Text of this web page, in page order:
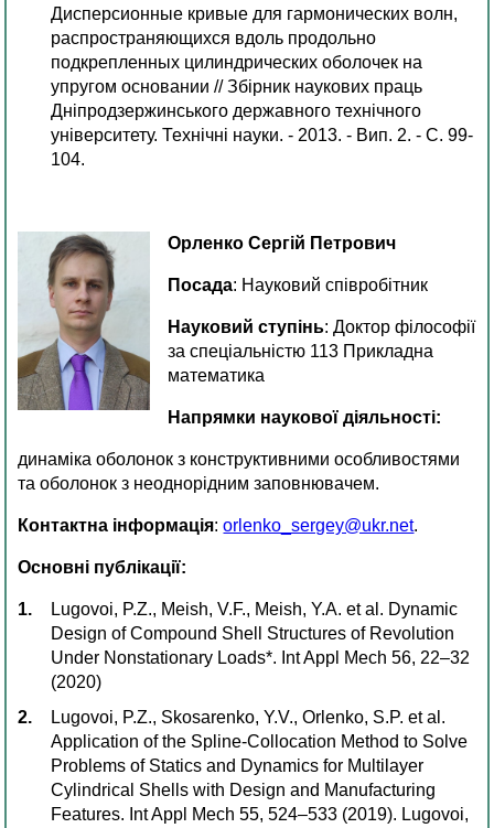
Дисперсионные кривые для гармонических волн,
распространяющихся вдоль продольно
подкрепленных цилиндрических оболочек на
упругом основании // Збірник наукових праць
Дніпродзержинського державного технічного
університету. Технічні науки. - 2013. - Вип. 2. - С. 99-
104.
Орленко Сергій Петрович
Посада: Науковий співробітник
Науковий ступінь: Доктор філософії
за спеціальністю 113 Прикладна
математика
Напрямки наукової діяльності:
динаміка оболонок з конструктивними особливостями
та оболонок з неоднорідним заповнювачем.
Контактна інформація:orlenko_sergey@ukr.net.
Основні публікації:
Lugovoi, P.Z., Meish, V.F., Meish, Y.A. et al. Dynamic
Design of Compound Shell Structures of Revolution
Under Nonstationary Loads*. Int Appl Mech 56, 22–32
(2020)
Lugovoi, P.Z., Skosarenko, Y.V., Orlenko, S.P. et al.
Application of the Spline-Collocation Method to Solve
Problems of Statics and Dynamics for Multilayer
Cylindrical Shells with Design and Manufacturing
Features. Int Appl Mech 55, 524–533 (2019). Lugovoi,